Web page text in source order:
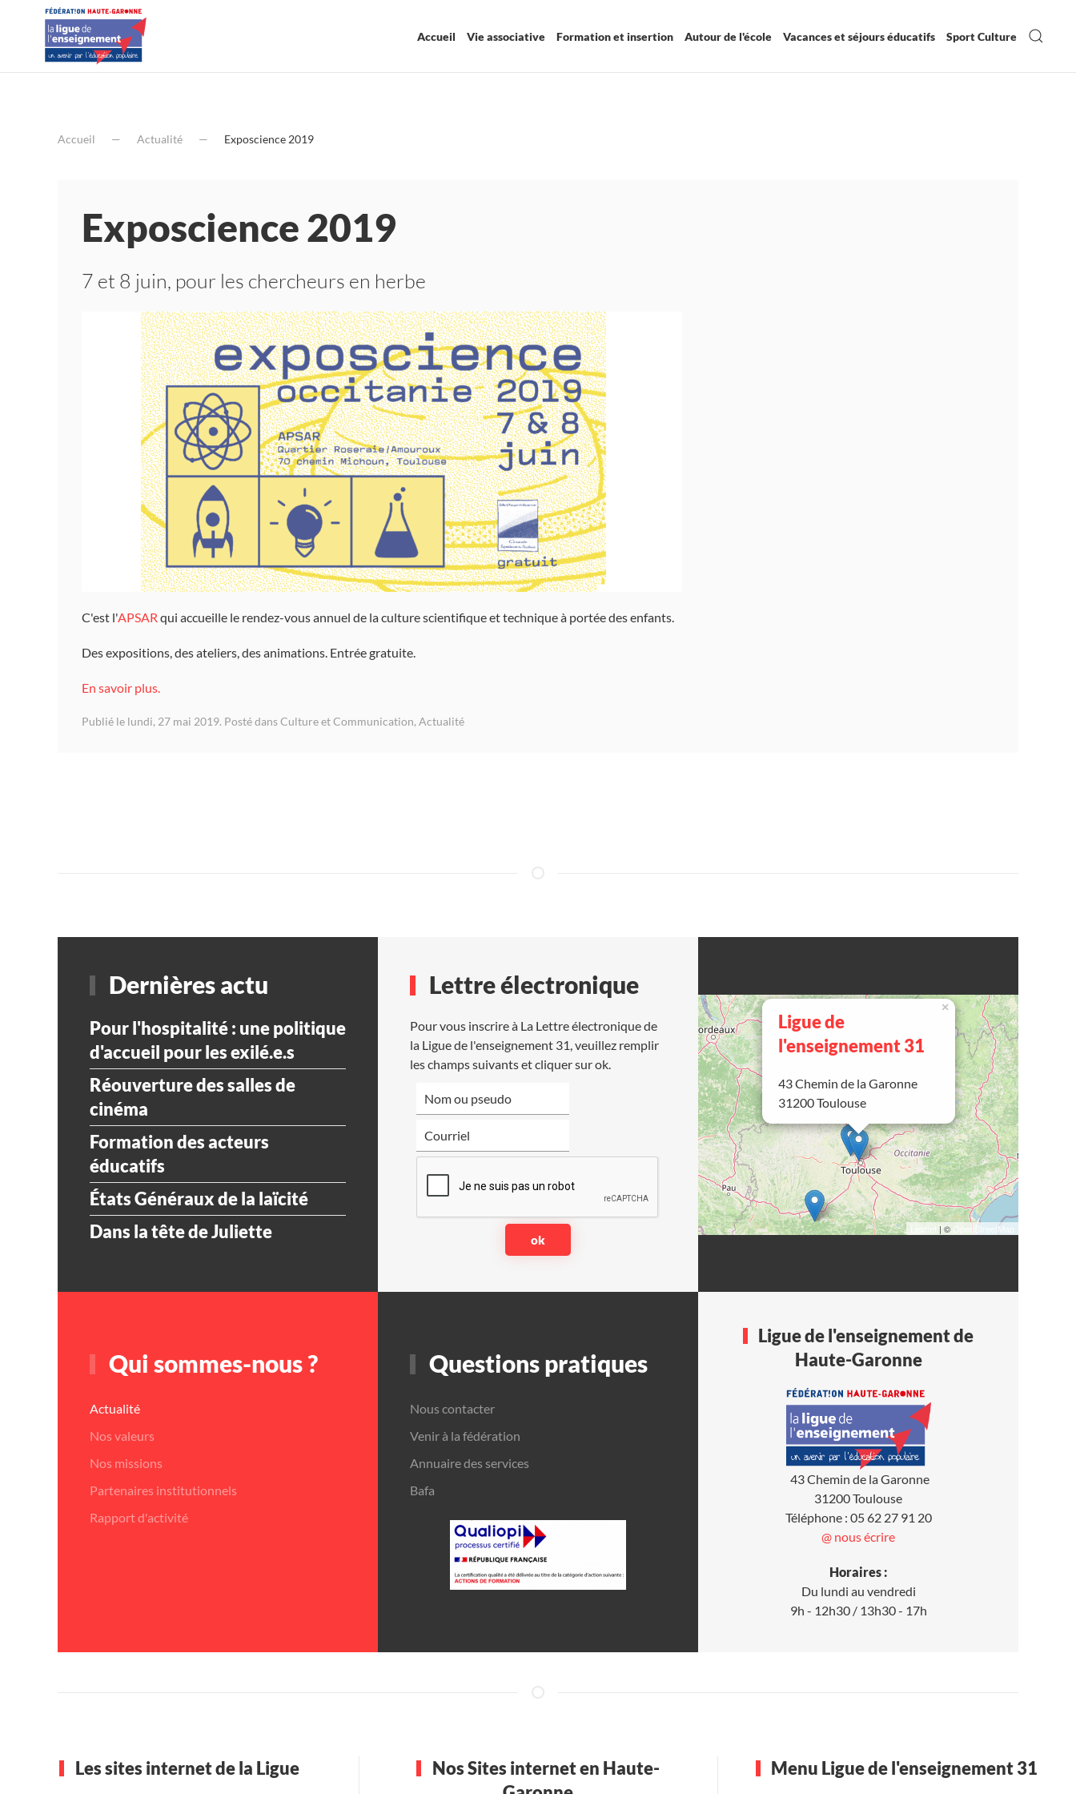
Accueil Vie associative Formation et insertion Autour de l'école Vacances et séjours éducatifs Sport Culture
Accueil Actualité Exposcience 2019
Exposcience 2019
7 et 8 juin, pour les chercheurs en herbe
C'est l'APSAR qui accueille le rendez-vous annuel de la culture scientifique et technique à portée des enfants.
Des expositions, des ateliers, des animations. Entrée gratuite.
En savoir plus.
Publié le lundi, 27 mai 2019. Posté dansCulture et Communication, Actualité
Dernières actu
Pour l'hospitalité : une politique
d'accueil pour les exilé.e.s
Réouverture des salles de
cinéma
Formation des acteurs
éducatifs
États Généraux de la laïcité
Dans la tête de Juliette
Lettre électronique
Pour vous inscrire à La Lettre électronique de
la Ligue de l'enseignement 31, veuillez remplir
les champs suivants et cliquer sur ok.
Ligue de
l'enseignement 31
43 Chemin de la Garonne
31200 Toulouse
×
Leaflet | © OpenStreetMap
Qui sommes-nous ?
Actualité
Nos valeurs
Nos missions
Partenaires institutionnels
Rapport d'activité
Questions pratiques
Nous contacter
Venir à la fédération
Annuaire des services
Bafa
Ligue de l'enseignement de
Haute-Garonne
43 Chemin de la Garonne
31200 Toulouse
Téléphone : 05 62 27 91 20
@ nous écrire
Horaires :
Du lundi au vendredi
9h - 12h30 / 13h30 - 17h
Les sites internet de la Ligue
Nos Sites internet en Haute-
Menu Ligue de l'enseignement 31